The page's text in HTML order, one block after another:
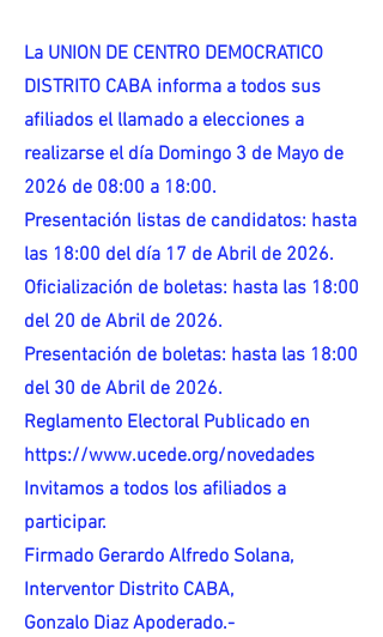
La UNION DE CENTRO DEMOCRATICO
DISTRITO CABA informa a todos sus
afiliados el llamado a elecciones a
realizarse el día Domingo 3 de Mayo de
2026 de 08:00 a 18:00.
Presentación listas de candidatos: hasta
las 18:00 del día 17 de Abril de 2026.
Oficialización de boletas: hasta las 18:00
del 20 de Abril de 2026.
Presentación de boletas: hasta las 18:00
del 30 de Abril de 2026.
Reglamento Electoral Publicado en
https://www.ucede.org/novedades
Invitamos a todos los afiliados a
participar.
Firmado Gerardo Alfredo Solana,
Interventor Distrito CABA,
Gonzalo Diaz Apoderado.-